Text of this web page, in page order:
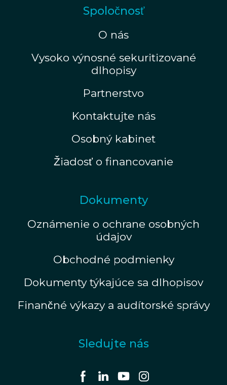
Spoločnosť
O nás
Vysoko výnosné sekuritizované
dlhopisy
Partnerstvo
Kontaktujte nás
Osobný kabinet
Žiadosť o financovanie
Dokumenty
Oznámenie o ochrane osobných
údajov
Obchodné podmienky
Dokumenty týkajúce sa dlhopisov
Finančné výkazy a audítorské správy
Sledujte nás